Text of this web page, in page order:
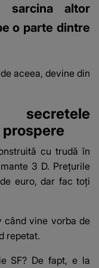
sarcina altor
o parte dintre
aceea, devine din
secretele
cu trudă în
3 D. Prețurile
euro, dar fac toți
când vine vorba de
repetat.
SF? De fapt, e la